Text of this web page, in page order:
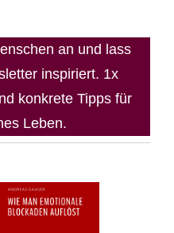
an und lass
inspiriert. 1x
konkrete Tipps für
Leben.